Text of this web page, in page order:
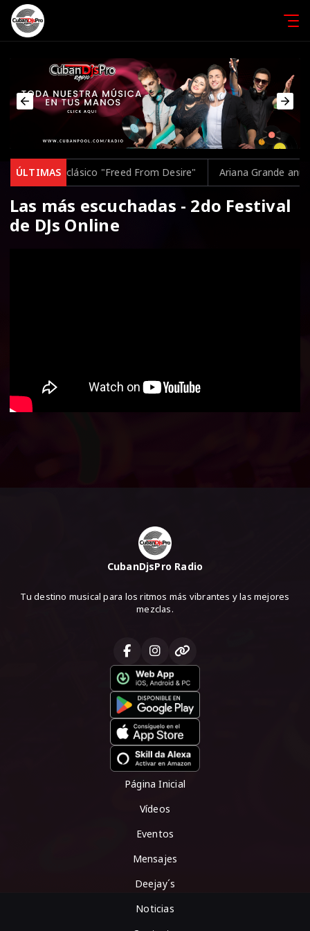
ÚLTIMASel clásico "Freed From Desire" Ariana Grande
Las más escuchadas - 2do Festival
de DJs Online
CubanDjsPro Radio
Tu destino musical para los ritmos más vibrantes y las mejores
mezclas.
Página Inicial
Vídeos
Eventos
Mensajes
Deejay´s
Noticias